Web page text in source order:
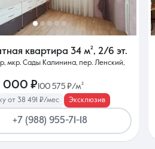
квартира 34 м², 2/6 эт.
мкр. Сады Калинина, пер. Ленский,
000 ₽100 575 ₽/м²
от 38 491 ₽/мес Эксклюзив
+7 (988) 955-71-18